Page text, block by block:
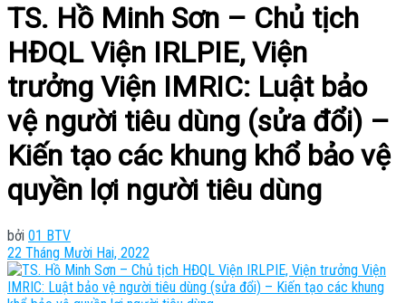
TS. Hồ Minh Sơn – Chủ tịch
HĐQL Viện IRLPIE, Viện
trưởng Viện IMRIC: Luật bảo
vệ người tiêu dùng (sửa đổi) –
Kiến tạo các khung khổ bảo vệ
quyền lợi người tiêu dùng
bởi 01 BTV
22 Tháng Mười Hai, 2022